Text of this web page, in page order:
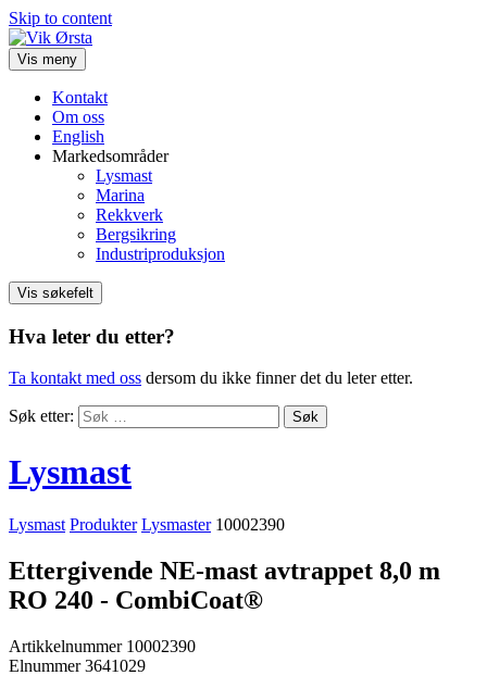
Skip to content
Vis meny
Kontakt
Om oss
English
Markedsområder
Lysmast
Marina
Rekkverk
Bergsikring
Industriproduksjon
Vis søkefelt
Hva leter du etter?
Ta kontakt med oss dersom du ikke finner det du leter etter.
Søk etter:
Lysmast
Lysmast Produkter Lysmaster 10002390
Ettergivende NE-mast avtrappet 8,0 m
RO 240 - CombiCoat®
Artikkelnummer 10002390
Elnummer 3641029